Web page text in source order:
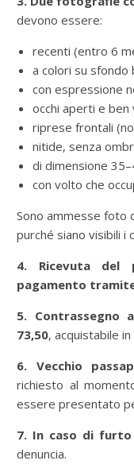
devono essere:
recenti (entro 6
a colori su sfondo
con espressione
occhi aperti e ben
riprese frontali
nitide, senza
di dimensione
con volto che
Sono ammesse foto
purché siano visibili i
4. Ricevuta del
pagamento
5. Contrassegno
73,50, acquistabile
6. Vecchio
richiesto al
essere presentato
7. In caso di
denuncia.